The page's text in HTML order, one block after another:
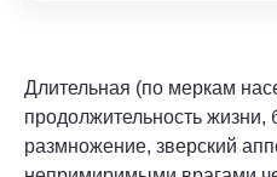
Длительная (по меркам
продолжительность жизни,
размножение, зверский